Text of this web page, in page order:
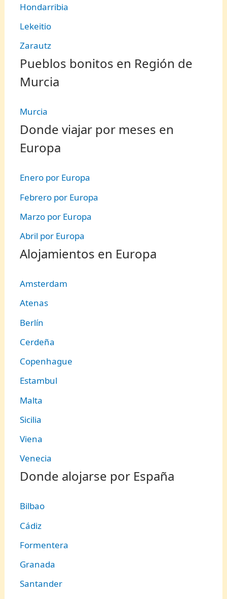
Hondarribia
Lekeitio
Zarautz
Pueblos bonitos en Región de
Murcia
Murcia
Donde viajar por meses en
Europa
Enero por Europa
Febrero por Europa
Marzo por Europa
Abril por Europa
Alojamientos en Europa
Amsterdam
Atenas
Berlín
Cerdeña
Copenhague
Estambul
Malta
Sicilia
Viena
Venecia
Donde alojarse por España
Bilbao
Cádiz
Formentera
Granada
Santander